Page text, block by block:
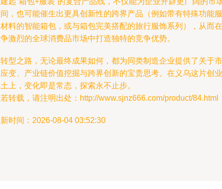
，也可能催生出更具创新性的跨界产品（例如带有特殊功能服
料的智能箱包，或与箱包完美搭配的旅行服饰系列），从而在
激烈的全球消费品市场中打造独特的竞争优势。
型之路，无论最终成果如何，都为同类制造企业提供了关于市
变、产业链价值挖掘与跨界创新的宝贵思考。在义乌这片创业
上，变化即是常态，探索永不止步。
转载，请注明出处：http://www.sjnz666.com/product/84.html
时间：2026-08-04 03:52:30